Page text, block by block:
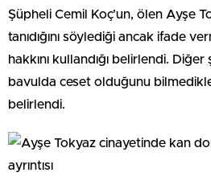
Şüpheli Cemil Koç’un, ölen Ayşe
tanıdığını söylediği ancak ifade
hakkını kullandığı belirlendi. Diğer
bavulda ceset olduğunu
belirlendi.